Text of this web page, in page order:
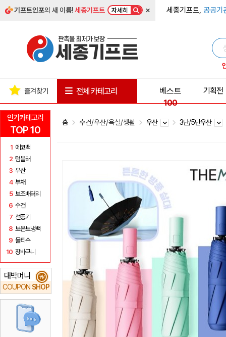
기프트인포의 새 이름!세종기프트 자세히 × 세종기프트, 공공기
인기카테고리
TOP 10
1 에코백
2 텀블러
3 우산
4 부채
5 보조배터리
6 수건
7 선풍기
8 보온보냉백
9 물티슈
10 장바구니
대박머니
COUPON SHOP
₩
즐겨찾기 전체 카테고리
베스트
100
기획전
홈 수건/우산/욕실/생활 우산 3단/5단우산